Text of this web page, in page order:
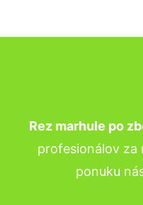
Rez marhule po
profesionálov za
ponuku